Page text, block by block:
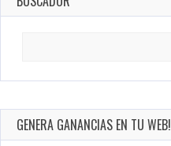
GENERA GANANCIAS EN TU WEB!